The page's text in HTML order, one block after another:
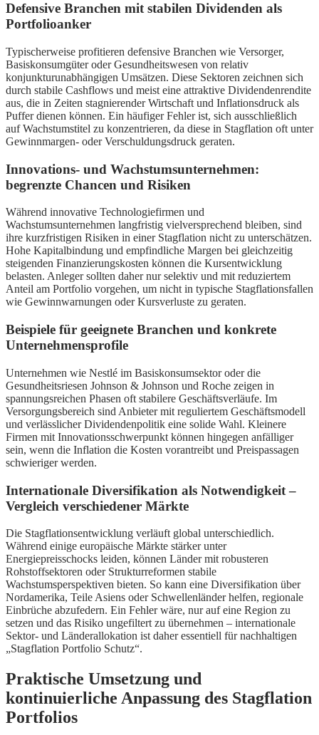
Defensive Branchen mit stabilen Dividenden als
Portfolioanker
Typischerweise profitieren defensive Branchen wie Versorger,
Basiskonsumgüter oder Gesundheitswesen von relativ
konjunkturunabhängigen Umsätzen. Diese Sektoren zeichnen sich
durch stabile Cashflows und meist eine attraktive Dividendenrendite
aus, die in Zeiten stagnierender Wirtschaft und Inflationsdruck als
Puffer dienen können. Ein häufiger Fehler ist, sich ausschließlich
auf Wachstumstitel zu konzentrieren, da diese in Stagflation oft unter
Gewinnmargen- oder Verschuldungsdruck geraten.
Innovations- und Wachstumsunternehmen:
begrenzte Chancen und Risiken
Während innovative Technologiefirmen und
Wachstumsunternehmen langfristig vielversprechend bleiben, sind
ihre kurzfristigen Risiken in einer Stagflation nicht zu unterschätzen.
Hohe Kapitalbindung und empfindliche Margen bei gleichzeitig
steigenden Finanzierungskosten können die Kursentwicklung
belasten. Anleger sollten daher nur selektiv und mit reduziertem
Anteil am Portfolio vorgehen, um nicht in typische Stagflationsfallen
wie Gewinnwarnungen oder Kursverluste zu geraten.
Beispiele für geeignete Branchen und konkrete
Unternehmensprofile
Unternehmen wie Nestlé im Basiskonsumsektor oder die
Gesundheitsriesen Johnson & Johnson und Roche zeigen in
spannungsreichen Phasen oft stabilere Geschäftsverläufe. Im
Versorgungsbereich sind Anbieter mit reguliertem Geschäftsmodell
und verlässlicher Dividendenpolitik eine solide Wahl. Kleinere
Firmen mit Innovationsschwerpunkt können hingegen anfälliger
sein, wenn die Inflation die Kosten vorantreibt und Preispassagen
schwieriger werden.
Internationale Diversifikation als Notwendigkeit –
Vergleich verschiedener Märkte
Die Stagflationsentwicklung verläuft global unterschiedlich.
Während einige europäische Märkte stärker unter
Energiepreisschocks leiden, können Länder mit robusteren
Rohstoffsektoren oder Strukturreformen stabile
Wachstumsperspektiven bieten. So kann eine Diversifikation über
Nordamerika, Teile Asiens oder Schwellenländer helfen, regionale
Einbrüche abzufedern. Ein Fehler wäre, nur auf eine Region zu
setzen und das Risiko ungefiltert zu übernehmen – internationale
Sektor- und Länderallokation ist daher essentiell für nachhaltigen
„Stagflation Portfolio Schutz“.
Praktische Umsetzung und
kontinuierliche Anpassung des Stagflation
Portfolios